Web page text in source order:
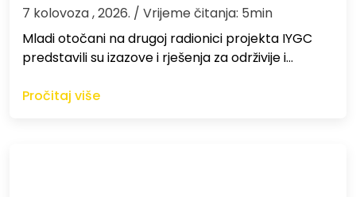
7 kolovoza , 2026. / Vrijeme čitanja: 5min
Mladi otočani na drugoj radionici projekta IYGC
predstavili su izazove i rješenja za održivije i…
Pročitaj više